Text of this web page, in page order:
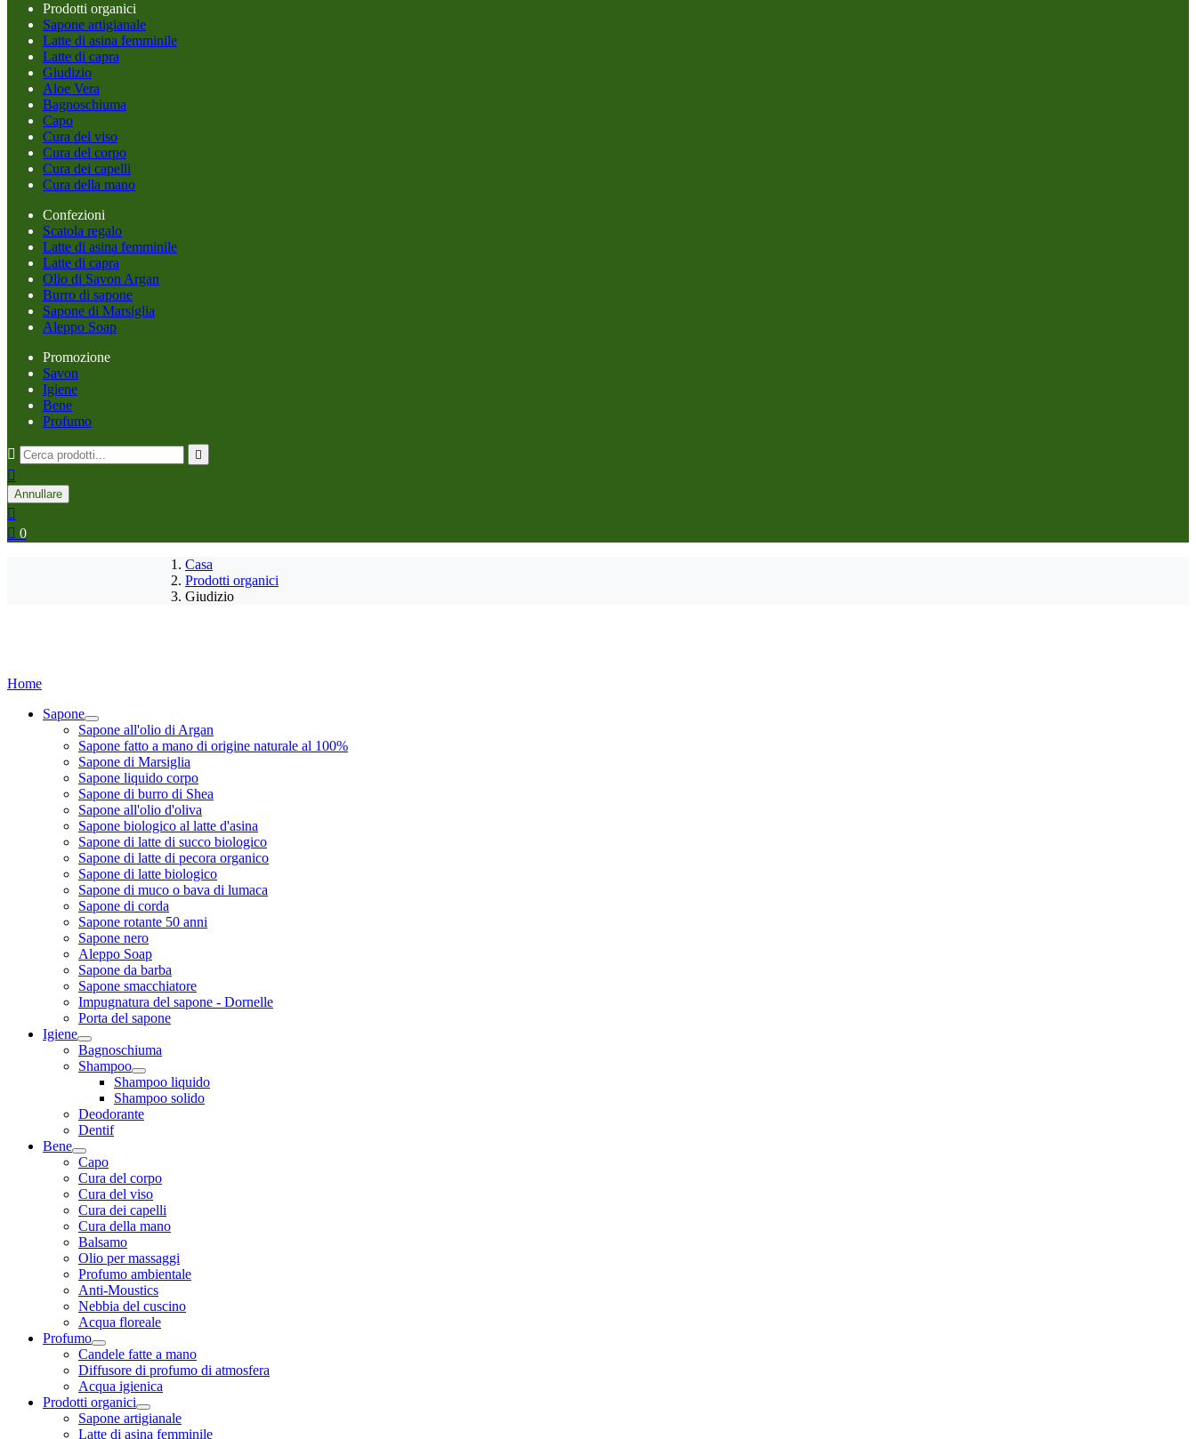
Prodotti organici
Sapone artigianale
Latte di asina femminile
Latte di capra
Giudizio
Aloe Vera
Bagnoschiuma
Capo
Cura del viso
Cura del corpo
Cura dei capelli
Cura della mano
Confezioni
Scatola regalo
Latte di asina femminile
Latte di capra
Olio di Savon Argan
Burro di sapone
Sapone di Marsiglia
Aleppo Soap
Promozione
Savon
Igiene
Bene
Profumo
 

Annullare

 0
Casa
Prodotti organici
Giudizio
Home
Sapone
Sapone all'olio di Argan
Sapone fatto a mano di origine naturale al 100%
Sapone di Marsiglia
Sapone liquido corpo
Sapone di burro di Shea
Sapone all'olio d'oliva
Sapone biologico al latte d'asina
Sapone di latte di succo biologico
Sapone di latte di pecora organico
Sapone di latte biologico
Sapone di muco o bava di lumaca
Sapone di corda
Sapone rotante 50 anni
Sapone nero
Aleppo Soap
Sapone da barba
Sapone smacchiatore
Impugnatura del sapone - Dornelle
Porta del sapone
Igiene
Bagnoschiuma
Shampoo
Shampoo liquido
Shampoo solido
Deodorante
Dentif
Bene
Capo
Cura del corpo
Cura del viso
Cura dei capelli
Cura della mano
Balsamo
Olio per massaggi
Profumo ambientale
Anti-Moustics
Nebbia del cuscino
Acqua floreale
Profumo
Candele fatte a mano
Diffusore di profumo di atmosfera
Acqua igienica
Prodotti organici
Sapone artigianale
Latte di asina femminile